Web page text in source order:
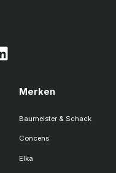
Merken
Baumeister & Schack
Concens
Elka